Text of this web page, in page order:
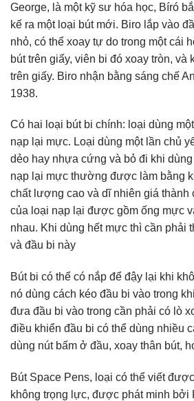
George, là một kỹ sư hóa học, Bíró
kế ra một loại bút mới. Biro lắp vào
nhỏ, có thể xoay tự do trong một cái
bút trên giấy, viên bi đó xoay tròn, và
trên giấy. Biro nhận bằng sáng chế
1938.
Có hai loại bút bi chính: loại dùng
nạp lại mực. Loại dùng một lần chủ
dẻo hay nhựa cứng và bỏ đi khi
nạp lại mực thường được làm bằng
chất lượng cao và dĩ nhiên giá thành
của loại nạp lại được gồm ống mực
nhau. Khi dùng hết mực thì cần phải
và đầu bi này
Bút bi có thể có nắp để đậy lại khi
nó dùng cách kéo đầu bi vào trong
đưa đầu bi vào trong cần phải có lò
điều khiển đầu bi có thể dùng nhiều
dùng nút bấm ở đầu, xoay thân bút,
Bút Space Pens, loại có thể viết
không trọng lực, được phát minh bởi